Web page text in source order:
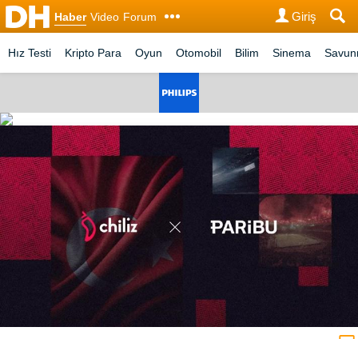
Haber Video Forum Giriş
Hız Testi Kripto Para Oyun Otomobil Bilim Sinema